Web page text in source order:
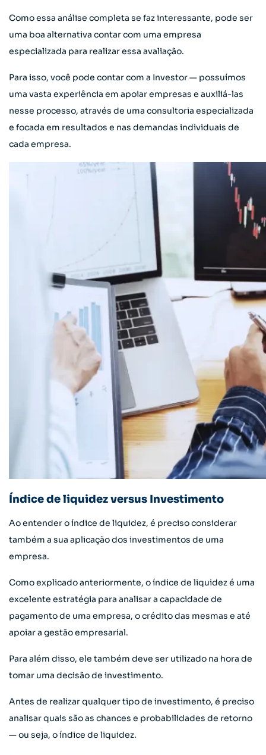
Como essa análise completa se faz interessante, pode ser
uma boa alternativa contar com uma empresa
especializada para realizar essa avaliação.
Para isso, você pode contar com a Investor — possuímos
uma vasta experiência em apoiar empresas e auxiliá-las
nesse processo, através de uma consultoria especializada
e focada em resultados e nas demandas individuais de
cada empresa.
Índice de liquidez versus Investimento
Ao entender o índice de liquidez, é preciso considerar
também a sua aplicação dos investimentos de uma
empresa.
Como explicado anteriormente, o índice de liquidez é uma
excelente estratégia para analisar a capacidade de
pagamento de uma empresa, o crédito das mesmas e até
apoiar a gestão empresarial.
Para além disso, ele também deve ser utilizado na hora de
tomar uma decisão de investimento.
Antes de realizar qualquer tipo de investimento, é preciso
analisar quais são as chances e probabilidades de retorno
— ou seja, o índice de liquidez.